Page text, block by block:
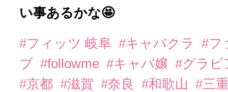
い事あるかな🤩
#フィッツ 岐阜 #キャバクラ
#フ
ブ #followme #キャバ嬢 #グラ
#京都 #滋賀 #奈良 #和歌山
#三